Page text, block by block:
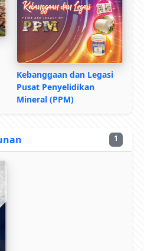
Kebanggaan dan Legasi
Pusat Penyelidikan
Mineral (PPM)
1